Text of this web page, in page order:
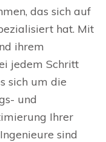
das sich auf
hat. Mit
ihrem
jedem Schritt
sich um die
und
Ihrer
sind